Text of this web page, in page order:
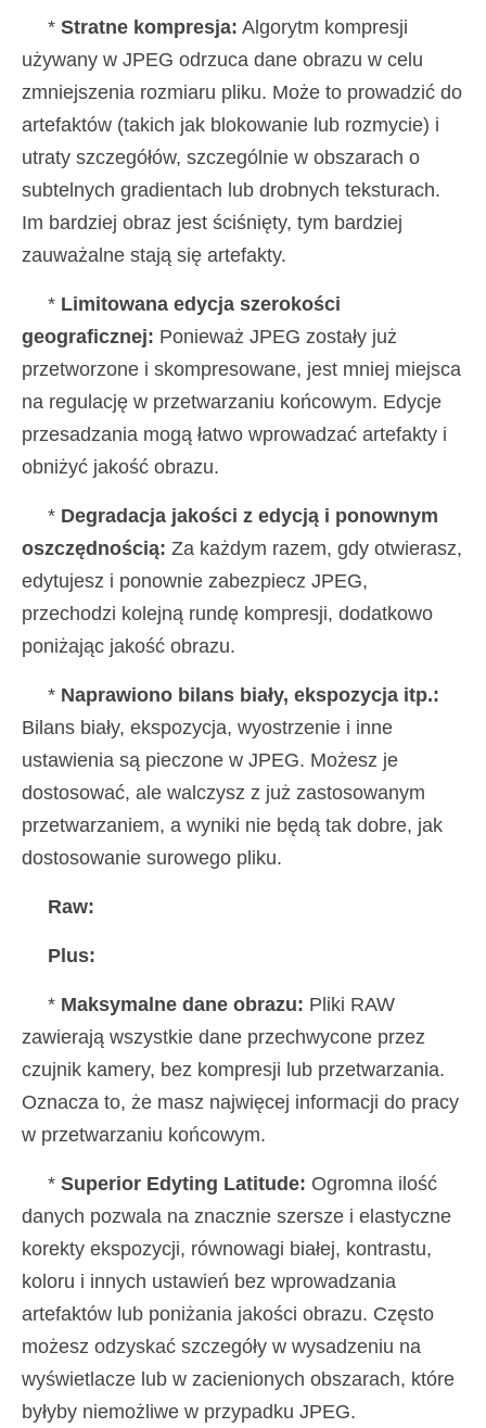
* Stratne kompresja: Algorytm kompresji
używany w JPEG odrzuca dane obrazu w celu
zmniejszenia rozmiaru pliku. Może to prowadzić do
artefaktów (takich jak blokowanie lub rozmycie) i
utraty szczegółów, szczególnie w obszarach o
subtelnych gradientach lub drobnych teksturach.
Im bardziej obraz jest ściśnięty, tym bardziej
zauważalne stają się artefakty.
* Limitowana edycja szerokości
geograficznej: Ponieważ JPEG zostały już
przetworzone i skompresowane, jest mniej miejsca
na regulację w przetwarzaniu końcowym. Edycje
przesadzania mogą łatwo wprowadzać artefakty i
obniżyć jakość obrazu.
* Degradacja jakości z edycją i ponownym
oszczędnością: Za każdym razem, gdy otwierasz,
edytujesz i ponownie zabezpiecz JPEG,
przechodzi kolejną rundę kompresji, dodatkowo
poniżając jakość obrazu.
* Naprawiono bilans biały, ekspozycja itp.:
Bilans biały, ekspozycja, wyostrzenie i inne
ustawienia są pieczone w JPEG. Możesz je
dostosować, ale walczysz z już zastosowanym
przetwarzaniem, a wyniki nie będą tak dobre, jak
dostosowanie surowego pliku.
Raw:
Plus:
* Maksymalne dane obrazu: Pliki RAW
zawierają wszystkie dane przechwycone przez
czujnik kamery, bez kompresji lub przetwarzania.
Oznacza to, że masz najwięcej informacji do pracy
w przetwarzaniu końcowym.
* Superior Edyting Latitude: Ogromna ilość
danych pozwala na znacznie szersze i elastyczne
korekty ekspozycji, równowagi białej, kontrastu,
koloru i innych ustawień bez wprowadzania
artefaktów lub poniżania jakości obrazu. Często
możesz odzyskać szczegóły w wysadzeniu na
wyświetlacze lub w zacienionych obszarach, które
byłyby niemożliwe w przypadku JPEG.